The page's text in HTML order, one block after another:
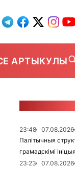
АРТЫКУЛЫ
23:48 07.08.2026
Палітычныя
грамадскімі
23:23
07.08.2026